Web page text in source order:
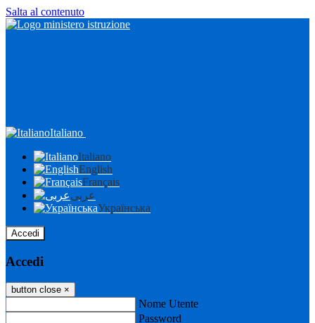
Salta al contenuto
Italiano
Italiano
English
Français
عربى
Українська
Accedi
Accedi
button close ×
Nome Utente
Password